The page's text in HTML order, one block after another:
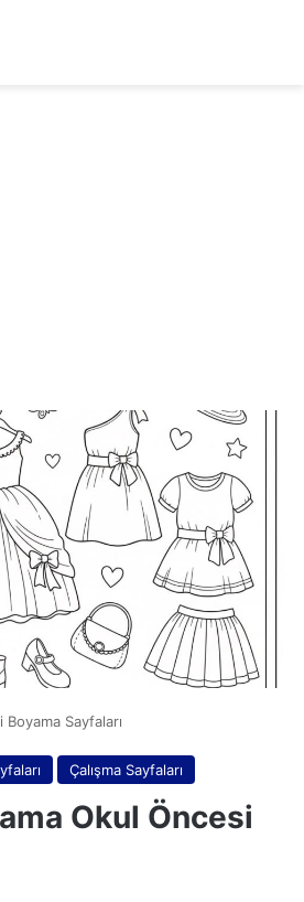
Sayfaları
Çalışma Sayfaları
Okul Öncesi